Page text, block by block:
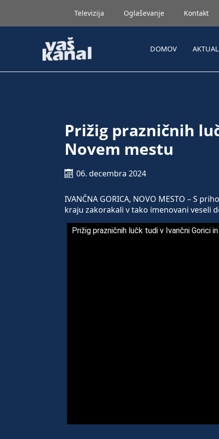
Televizija Oglaševanje Kontakt
DOMOV
Prižig prazničnih
Novem mestu
06. decembra 2024
IVANČNA GORICA, NOVO MESTO – S
kraju zakorakali v tako imenovani veseli
Prižig prazničnih lučk tudi v Ivančni Gorici